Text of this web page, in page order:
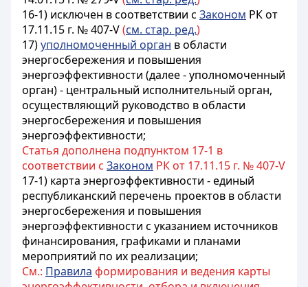
16-1) исключен в соответствии с Законом РК от
17.11.15 г. № 407-V(см. стар. ред.)
17)уполномоченный орган в области
энергосбережения и повышения
энергоэффективности (далее - уполномоченный
орган) - центральный исполнительный орган,
осуществляющий руководство в области
энергосбережения и повышения
энергоэффективности;
Статья дополнена подпунктом 17-1 в
соответствии с Законом РК от 17.11.15 г. № 407-V
17-1) карта энергоэффективности - единый
республиканский перечень проектов в области
энергосбережения и повышения
энергоэффективности с указанием источников
финансирования, графиками и планами
мероприятий по их реализации;
См.: Правила формирования и ведения карты